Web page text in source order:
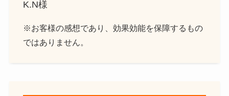
K.N様
※お客様の感想であり、効果効能を保障するもの
ではありません。